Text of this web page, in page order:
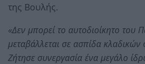
της Βουλής.
«Δεν μπορεί το αυτοδιοίκητο του
μεταβάλλεται σε ασπίδα
Ζήτησε συνεργασία ένα μεγάλο